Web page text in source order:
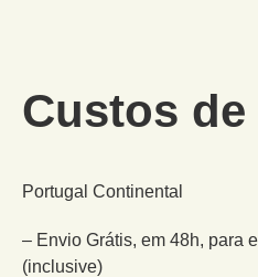
Custos
Portugal Continental
– Envio Grátis, em 48h, para
(inclusive)